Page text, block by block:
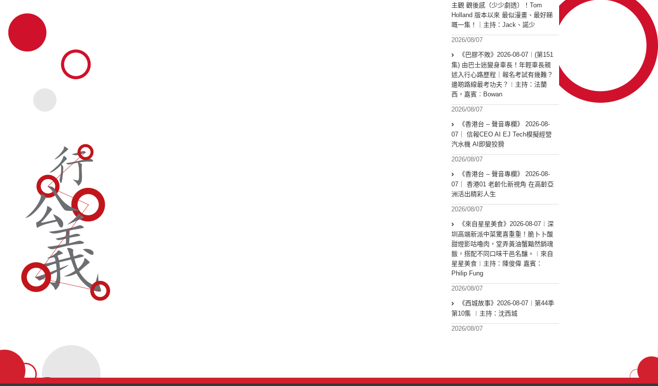
主觀 觀後感（少少劇透）！Tom
Holland 版本以來 最似漫畫、最好睇
嘅一集！｜主持：Jack、諾少
2026/08/07
《巴膠不敗》2026-08-07︱(第151
集) 由巴士迷變身車長！年輕車長親
述入行心路歷程｜報名考試有幾難？
邊啲路線最考功夫？︱主持：法蘭
西，嘉賓︰Bowan
2026/08/07
《香港台 – 聲音專欄》 2026-08-
07｜ 信報CEO AI EJ Tech模擬經營
汽水機 AI即變狡猾
2026/08/07
《香港台 – 聲音專欄》 2026-08-
07｜ 香港01 老齡化新視角 在高齡亞
洲活出精彩人生
2026/08/07
《來自星星美食》2026-08-07︱深
圳高端新派中菜驚喜重重！脆卜卜酸
甜燈影咕嚕肉，堂弄黃油蟹黯然銷魂
飯，搭配不同口味干邑名釀。︱來自
星星美食︱主持：陳俊偉 嘉賓：
Philip Fung
2026/08/07
《西城故事》2026-08-07︱第44季
第10集 ︱主持：沈西城
2026/08/07